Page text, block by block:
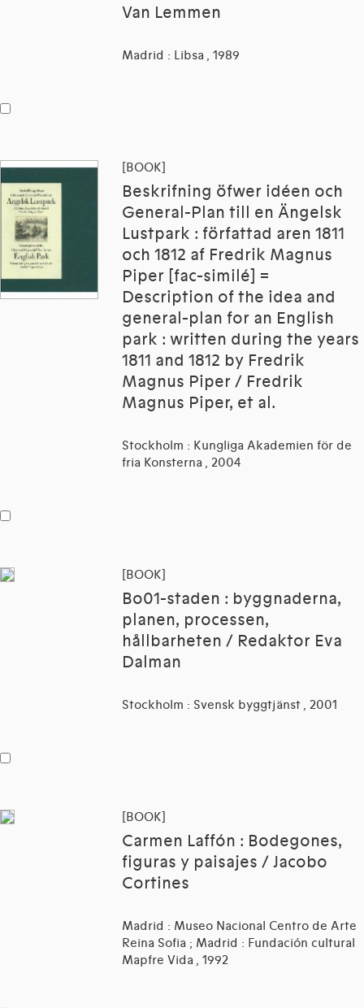
Van Lemmen
Madrid : Libsa , 1989
[BOOK]
Beskrifning öfwer idéen och
General-Plan till en Ängelsk
Lustpark : författad aren 1811
och 1812 af Fredrik Magnus
Piper [fac-similé] =
Description of the idea and
general-plan for an English
park : written during the years
1811 and 1812 by Fredrik
Magnus Piper / Fredrik
Magnus Piper, et al.
Stockholm : Kungliga Akademien för de
fria Konsterna , 2004
[BOOK]
Bo01-staden : byggnaderna,
planen, processen,
hållbarheten / Redaktor Eva
Dalman
Stockholm : Svensk byggtjänst , 2001
[BOOK]
Carmen Laffón : Bodegones,
figuras y paisajes / Jacobo
Cortines
Madrid : Museo Nacional Centro de Arte
Reina Sofia ; Madrid : Fundación cultural
Mapfre Vida , 1992